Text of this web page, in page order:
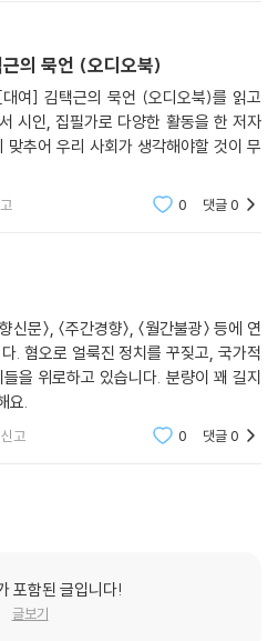
대적 현상을 짚어낸다. 폭력은 학창 시
사”와 같이 언뜻 사소해 보이는 일상에
운 복수」), 노동자들이 “맞아서, 떨어져
청업체에서도 발견된다(1부 「억울한
고 마을을 불태웠던” 제암리 학살과
눈의 증언」).
식처를 허무는 생태계 훼손은 분명 인
우리 “모두의 문제”로 인식하고자 한
고 있는 모든 개인, 집단, 사회 그리고
이 있는 것이다. 그래서 폭력의 상처 역
통을 보고 모두가 아파할 때 비로소 폭
과 대상을 정확히 지목하되 보듬는 책임
“삿된 것”을 물리는 『묵언』이 향하는
죽음을 기억하라」, 2부 「이름도 병이 든
한 우리의 지난 가치들과 현실의 세태를
의 묵언 (오디오북)
여] 김택근의 묵언 (오디오북)를 읽고
시인, 집필가로 다양한 활동을 한 저자
추어 우리 사회가 생각해야할 것이 무
0 댓글0
문〉, 〈주간경향〉, 〈월간불광〉 등에 연
. 혐오로 얼룩진 정치를 꾸짖고, 국가적
을 위로하고 있습니다. 분량이 꽤 길지
요.
신고 0 댓글0
포함된 글입니다!
글보기